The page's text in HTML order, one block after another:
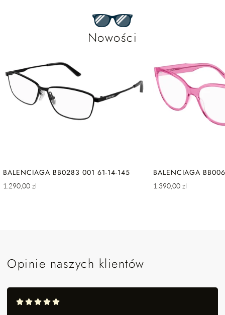
Nowości
BALENCIAGA BB0283 001 61-14-145
Cena
1.290,00 zl
BALENCIAGA
Cena
1.390,00 zl
Opinie naszych klientów